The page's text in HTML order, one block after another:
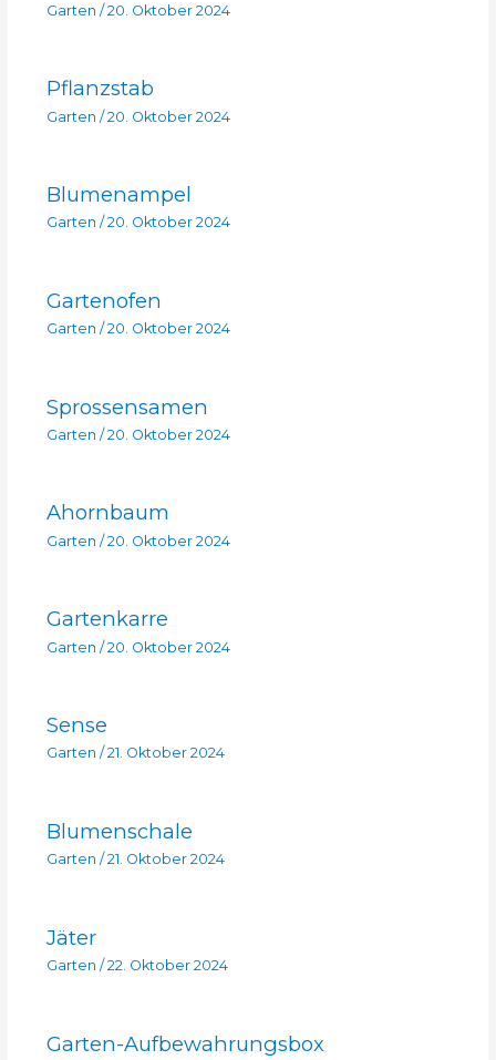
Garten / 20. Oktober 2024
Pflanzstab
Garten /20. Oktober 2024
Blumenampel
Garten / 20. Oktober 2024
Gartenofen
Garten / 20. Oktober 2024
Sprossensamen
Garten / 20. Oktober 2024
Ahornbaum
Garten / 20. Oktober 2024
Gartenkarre
Garten /20. Oktober 2024
Sense
Garten / 21. Oktober 2024
Blumenschale
Garten / 21. Oktober 2024
Jäter
Garten / 22. Oktober 2024
Garten-Aufbewahrungsbox